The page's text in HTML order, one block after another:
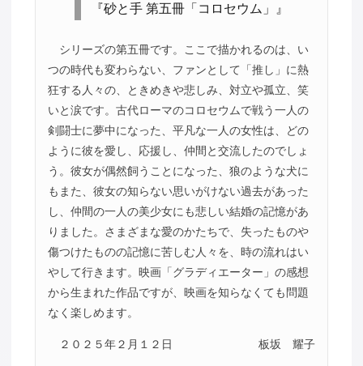
『砂と手 第五冊「コロセウム」』
シリーズの第五冊です。ここで描かれるのは、い
つの時代も変わらない、ファンとして「推し」に熱
狂する人々の、ときめきや悲しみ、対立や孤立、笑
いと涙です。古代ローマのコロセウムで戦う一人の
剣闘士に夢中になった、平凡な一人の女性は、どの
ように彼を愛し、応援し、仲間と交流したのでしょ
う。彼女が偶然飼うことになった、狼のような犬に
もまた、彼女の知らない思いがけない過去があった
し、仲間の一人の美少女にも悲しい結婚の記憶があ
りました。さまざまな愛のかたちで、失ったものや
傷つけたものの記憶に苦しむ人々を、時の流れはい
やして行きます。映画「グラディエーター」の感想
から生まれた作品ですが、映画を知らなくても問題
なく楽しめます。
２０２５年２月１２日 板坂 耀子